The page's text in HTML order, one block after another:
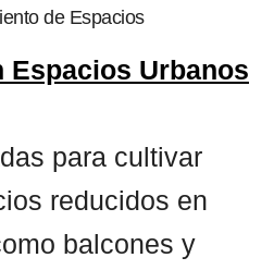
de Espacios
Espacios Urbanos
para cultivar
reducidos en
balcones y